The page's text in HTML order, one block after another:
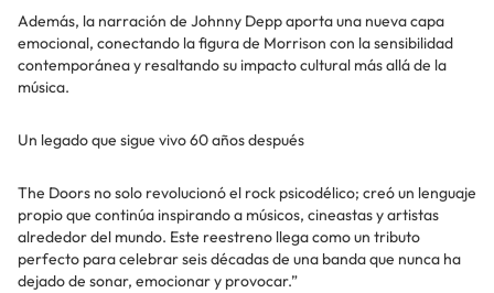
Además, la narración de Johnny Depp aporta una nueva capa
emocional, conectando la figura de Morrison con la sensibilidad
contemporánea y resaltando su impacto cultural más allá de la
música.
Un legado que sigue vivo 60 años después
The Doors no solo revolucionó el rock psicodélico; creó un lenguaje
propio que continúa inspirando a músicos, cineastas y artistas
alrededor del mundo. Este reestreno llega como un tributo
perfecto para celebrar seis décadas de una banda que nunca ha
dejado de sonar, emocionar y provocar.”